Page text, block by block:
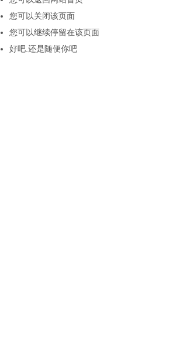
您可以关闭该页面
您可以继续停留在该页面
好吧.还是随便你吧